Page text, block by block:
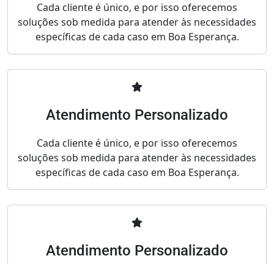
Cada cliente é único, e por isso oferecemos
soluções sob medida para atender às necessidades
específicas de cada caso em Boa Esperança.
Atendimento Personalizado
Cada cliente é único, e por isso oferecemos
soluções sob medida para atender às necessidades
específicas de cada caso em Boa Esperança.
Atendimento Personalizado